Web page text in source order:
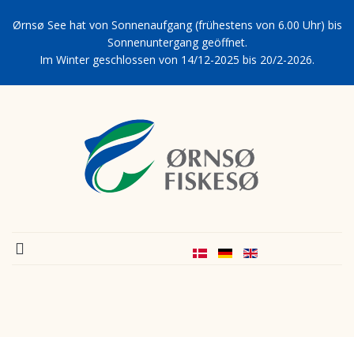
Ørnsø See hat von Sonnenaufgang (frühestens von 6.00 Uhr) bis
Sonnenuntergang geöffnet.
Im Winter geschlossen von 14/12-2025 bis 20/2-2026.